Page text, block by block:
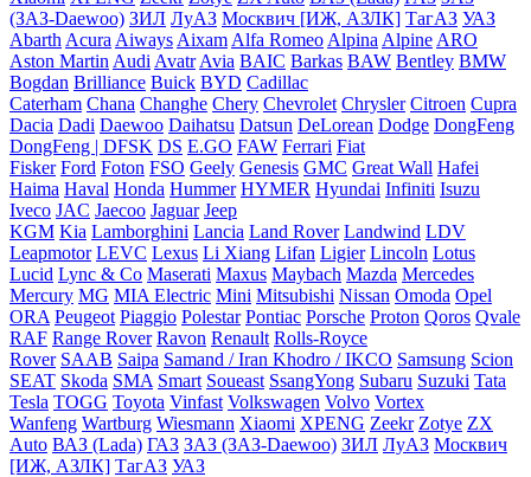
(ЗАЗ-Daewoo) ЗИЛ ЛуАЗ Москвич [ИЖ, АЗЛК] ТагАЗ УАЗ
Abarth Acura Aiways Aixam Alfa Romeo Alpina Alpine ARO
Aston Martin Audi Avatr Avia BAIC Barkas BAW Bentley BMW
Bogdan Brilliance Buick BYD Cadillac
Caterham Chana Changhe Chery Chevrolet Chrysler Citroen Cupra
Dacia Dadi Daewoo Daihatsu Datsun DeLorean Dodge DongFeng
DongFeng | DFSK DS E.GO FAW Ferrari Fiat
Fisker Ford Foton FSO Geely Genesis GMC Great Wall Hafei
Haima Haval Honda Hummer HYMER Hyundai Infiniti Isuzu
Iveco JAC Jaecoo Jaguar Jeep
KGM Kia Lamborghini Lancia Land Rover Landwind LDV
Leapmotor LEVC Lexus Li Xiang Lifan Ligier Lincoln Lotus
Lucid Lync & Co Maserati Maxus Maybach Mazda Mercedes
Mercury MG MIA Electric Mini Mitsubishi Nissan Omoda Opel
ORA Peugeot Piaggio Polestar Pontiac Porsche Proton Qoros Qvale
RAF Range Rover Ravon Renault Rolls-Royce
Rover SAAB Saipa Samand / Iran Khodro / IKCO Samsung Scion
SEAT Skoda SMA Smart Soueast SsangYong Subaru Suzuki Tata
Tesla TOGG Toyota Vinfast Volkswagen Volvo Vortex
Wanfeng Wartburg Wiesmann Xiaomi XPENG Zeekr Zotye ZX
Auto ВАЗ (Lada) ГАЗ ЗАЗ (ЗАЗ-Daewoo) ЗИЛ ЛуАЗ Москвич
[ИЖ, АЗЛК] ТагАЗ УАЗ